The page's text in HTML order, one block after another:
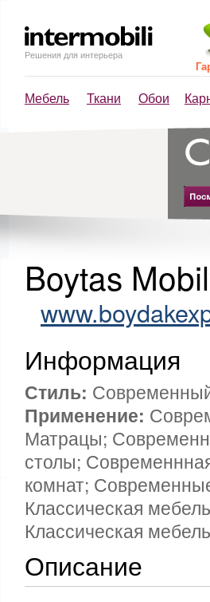
Решения для интерьера
Мебель Ткани Обои
Boytas
Информация
Стиль:
Применение:
Матрацы;
столы;
комнат;
Классическая
Классическая
Описание